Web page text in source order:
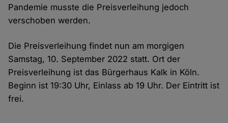
Pandemie musste die Preisverleihung jedoch
verschoben werden.
Die Preisverleihung findet nun am morgigen
Samstag, 10. September 2022 statt. Ort der
Preisverleihung ist das Bürgerhaus Kalk in Köln.
Beginn ist 19:30 Uhr, Einlass ab 19 Uhr. Der Eintritt ist
frei.